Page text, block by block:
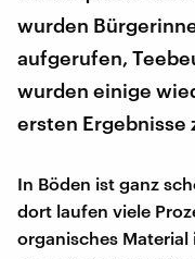
wurden
aufgerufen,
wurden einige
ersten Ergebnisse
In Böden ist ganz
dort laufen viele
organisches